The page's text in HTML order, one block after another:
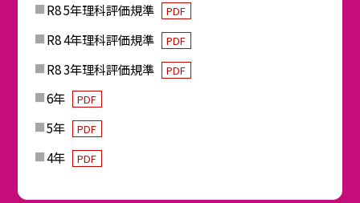
R8 5年理科評価規準 PDF
R8 4年理科評価規準 PDF
R8 3年理科評価規準 PDF
6年 PDF
5年 PDF
4年 PDF